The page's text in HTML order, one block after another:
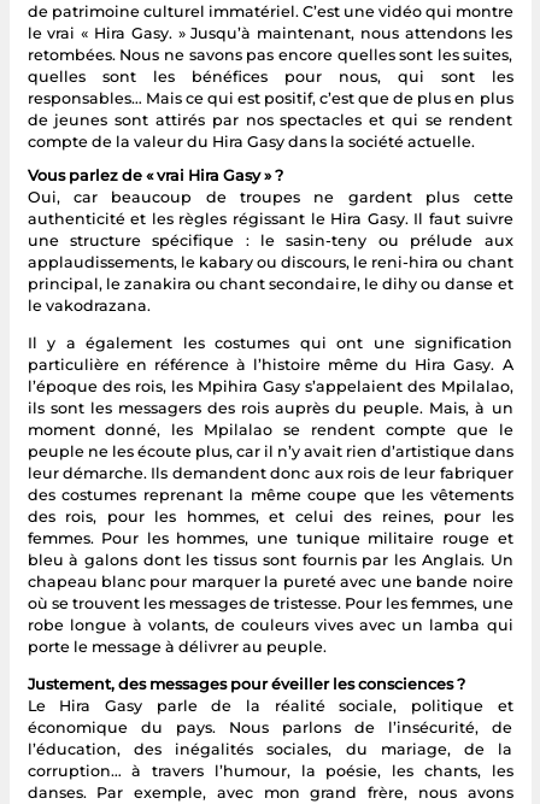
de patrimoine culturel immatériel. C’est une vidéo qui montre
le vrai « Hira Gasy. » Jusqu’à maintenant, nous attendons les
retombées. Nous ne savons pas encore quelles sont les suites,
quelles sont les bénéfices pour nous, qui sont les
responsables… Mais ce qui est positif, c’est que de plus en plus
de jeunes sont attirés par nos spectacles et qui se rendent
compte de la valeur du Hira Gasy dans la société actuelle.
Vous parlez de « vrai Hira Gasy » ?
Oui, car beaucoup de troupes ne gardent plus cette
authenticité et les règles régissant le Hira Gasy. Il faut suivre
une structure spécifique : le sasin-teny ou prélude aux
applaudissements, le kabary ou discours, le reni-hira ou chant
principal, le zanakira ou chant secondaire, le dihy ou danse et
le vakodrazana.
Il y a également les costumes qui ont une signification
particulière en référence à l’histoire même du Hira Gasy. A
l’époque des rois, les Mpihira Gasy s’appelaient des Mpilalao,
ils sont les messagers des rois auprès du peuple. Mais, à un
moment donné, les Mpilalao se rendent compte que le
peuple ne les écoute plus, car il n’y avait rien d’artistique dans
leur démarche. Ils demandent donc aux rois de leur fabriquer
des costumes reprenant la même coupe que les vêtements
des rois, pour les hommes, et celui des reines, pour les
femmes. Pour les hommes, une tunique militaire rouge et
bleu à galons dont les tissus sont fournis par les Anglais. Un
chapeau blanc pour marquer la pureté avec une bande noire
où se trouvent les messages de tristesse. Pour les femmes, une
robe longue à volants, de couleurs vives avec un lamba qui
porte le message à délivrer au peuple.
Justement, des messages pour éveiller les consciences ?
Le Hira Gasy parle de la réalité sociale, politique et
économique du pays. Nous parlons de l’insécurité, de
l’éducation, des inégalités sociales, du mariage, de la
corruption… à travers l’humour, la poésie, les chants, les
danses. Par exemple, avec mon grand frère, nous avons